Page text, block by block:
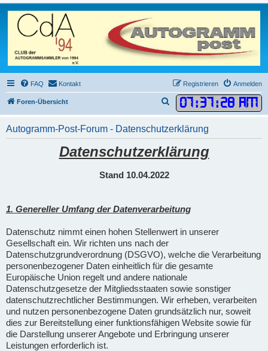
FAQ Kontakt Anmelden
Registrieren
Foren-Übersicht 07:37:29 AM
u
c
e
Autogramm-Post-Forum - Datenschutzerklärung
Datenschutzerklärung
Stand 10.04.2022
1. Genereller Umfang der Datenverarbeitung
Datenschutz nimmt einen hohen Stellenwert in unserer
Gesellschaft ein. Wir richten uns nach der
Datenschutzgrundverordnung (DSGVO), welche die Verarbeitung
personenbezogener Daten einheitlich für die gesamte
Europäische Union regelt und andere nationale
Datenschutzgesetze der Mitgliedsstaaten sowie sonstiger
datenschutzrechtlicher Bestimmungen. Wir erheben, verarbeiten
und nutzen personenbezogene Daten grundsätzlich nur, soweit
dies zur Bereitstellung einer funktionsfähigen Website sowie für
die Darstellung unserer Angebote und Erbringung unserer
Leistungen erforderlich ist.